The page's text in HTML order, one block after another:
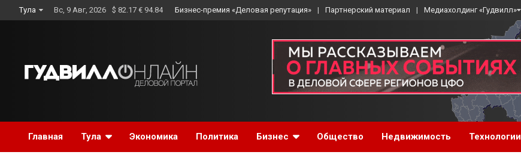
to
Тула Вс, 9 Авг, 2026 $ 82.17 € 94.84 Бизнес-премия «Деловая репутация» Партнерский материал Медиахолдинг «Гудвилл»
Главная Тула Экономика Политика Бизнес Общество Недвижимость Технологии